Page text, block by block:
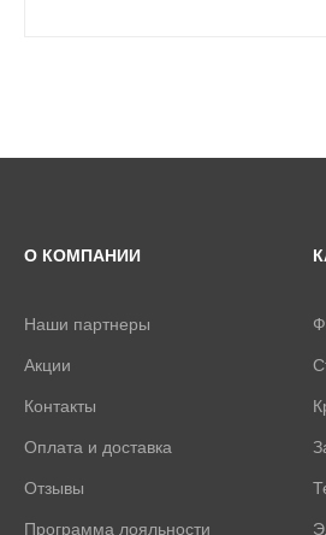
О КОМПАНИИ
Наши партнеры
Акции
Контакты
Оплата и доставка
Отзывы
Программа лояльности